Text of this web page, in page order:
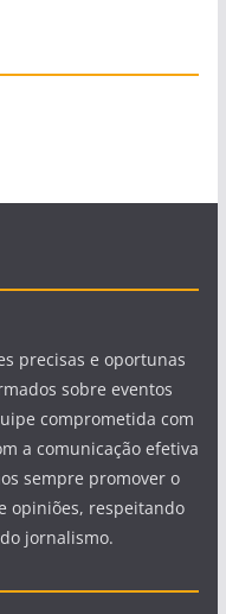
precisas e oportunas
sobre eventos
comprometida com
a comunicação efetiva
sempre promover o
opiniões, respeitando
jornalismo.